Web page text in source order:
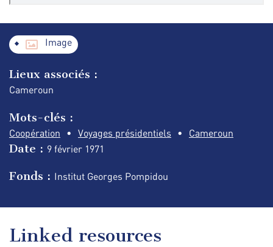
Image
Lieux associés :
Cameroun
Mots-clés :
Coopération Voyages présidentiels Cameroun
Date : 9 février 1971
Fonds : Institut Georges Pompidou
Linked resources